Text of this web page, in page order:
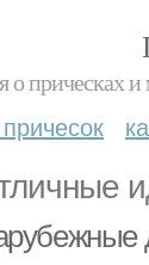
прическах